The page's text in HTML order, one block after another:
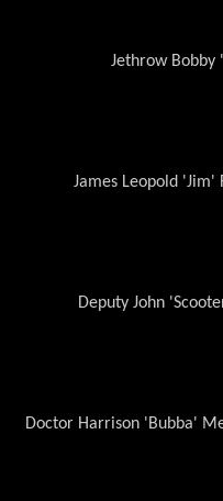
Jethrow Bobby
James Leopold 'Jim'
Deputy John
Doctor Harrison 'Bubba'